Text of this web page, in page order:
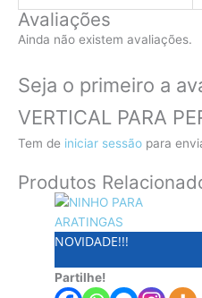
Avaliações
Ainda não existem avaliações.
Seja o primeiro a
VERTICAL PARA
Tem de iniciar sessão para
Produtos
NOVIDADE!!!
Partilhe!